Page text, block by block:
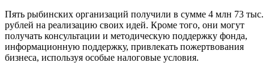
Пять рыбинских организаций получили в сумме 4 млн 73 тыс.
рублей на реализацию своих идей. Кроме того, они могут
получать консультации и методическую поддержку фонда,
информационную поддержку, привлекать пожертвования
бизнеса, используя особые налоговые условия.